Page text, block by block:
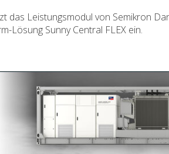
das Leistungsmodul von Semikron
Lösung Sunny Central FLEX ein.